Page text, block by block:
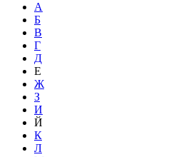
А
Б
В
Г
Д
Е
Ж
З
И
Й
К
Л